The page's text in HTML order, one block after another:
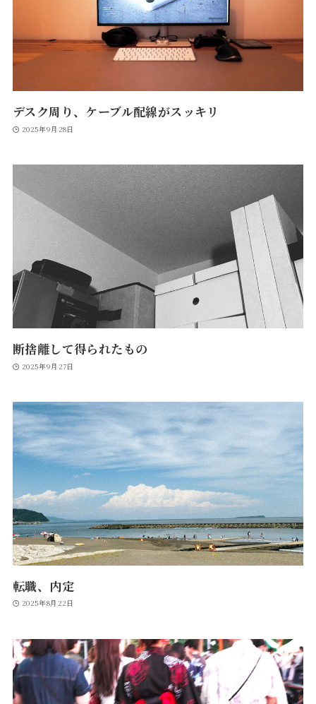
デスク周り、ケーブル配線がスッキリ
2025年9月28日
断捨離して得られたもの
2025年9月27日
転職、内定
2025年8月22日